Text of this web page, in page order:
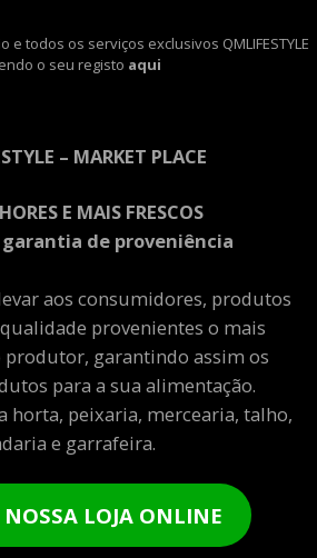
todos os serviços exclusivos QMLIFESTYLE
o seu registo aqui
– MARKET PLACE
E MAIS FRESCOS
garantia de proveniência
aos consumidores, produtos
provenientes o mais
garantindo assim os
para a sua alimentação.
horta, peixaria, mercearia, talho,
e garrafeira.
LOJA ONLINE